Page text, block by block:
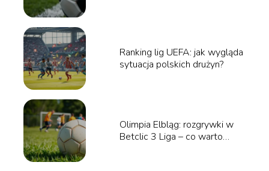
Ranking lig UEFA: jak wygląda
sytuacja polskich drużyn?
Olimpia Elbląg: rozgrywki w
Betclic 3 Liga – co warto